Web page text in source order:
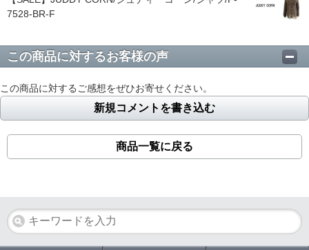
7528-BR-F
この商品に対するお客様の声
この商品に対するご感想をぜひお寄せください。
新規コメントを書き込む
商品一覧に戻る